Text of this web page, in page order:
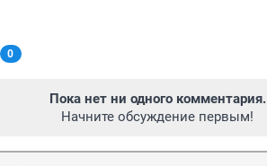
0
Пока нет ни одного комментария.
Начните обсуждение первым!